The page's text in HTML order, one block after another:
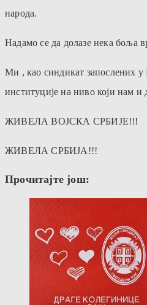
народа.
Надамо се да долазе нека боља
Ми , као синдикат запослених
институције на ниво који нам и
ЖИВЕЛА ВОЈСКА СРБИЈЕ!!!
ЖИВЕЛА СРБИЈА!!!
Прочитајте још: